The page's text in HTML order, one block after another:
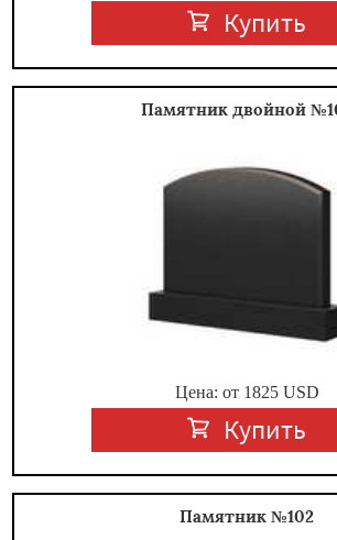
Купить
Памятник двойной
Цена: от 1825USD
Купить
Памятник №102